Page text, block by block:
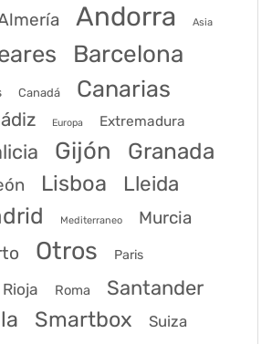
Andorra Asia
Barcelona
Canadá Canarias
Europa Extremadura
Gijón Granada
Lisboa Lleida
Mediterraneo Murcia
Otros Paris
Rioja Roma Santander
Smartbox Suiza